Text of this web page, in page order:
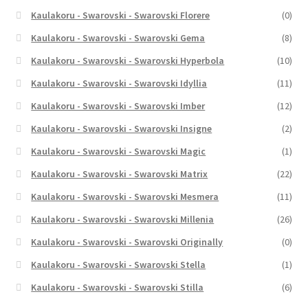
Kaulakoru - Swarovski - Swarovski Florere
(0)
Kaulakoru - Swarovski - Swarovski Gema
(8)
Kaulakoru - Swarovski - Swarovski Hyperbola
(10)
Kaulakoru - Swarovski - Swarovski Idyllia
(11)
Kaulakoru - Swarovski - Swarovski Imber
(12)
Kaulakoru - Swarovski - Swarovski Insigne
(2)
Kaulakoru - Swarovski - Swarovski Magic
(1)
Kaulakoru - Swarovski - Swarovski Matrix
(22)
Kaulakoru - Swarovski - Swarovski Mesmera
(11)
Kaulakoru - Swarovski - Swarovski Millenia
(26)
Kaulakoru - Swarovski - Swarovski Originally
(0)
Kaulakoru - Swarovski - Swarovski Stella
(1)
Kaulakoru - Swarovski - Swarovski Stilla
(6)